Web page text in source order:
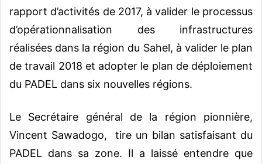
rapport d’activités de 2017, à valider le processus
d’opérationnalisation des infrastructures
réalisées dans la région du Sahel, à valider le plan
de travail 2018 et adopter le plan de déploiement
du PADEL dans six nouvelles régions.
Le Secrétaire général de la région pionnière,
Vincent Sawadogo, tire un bilan satisfaisant du
PADEL dans sa zone. Il a laissé entendre que